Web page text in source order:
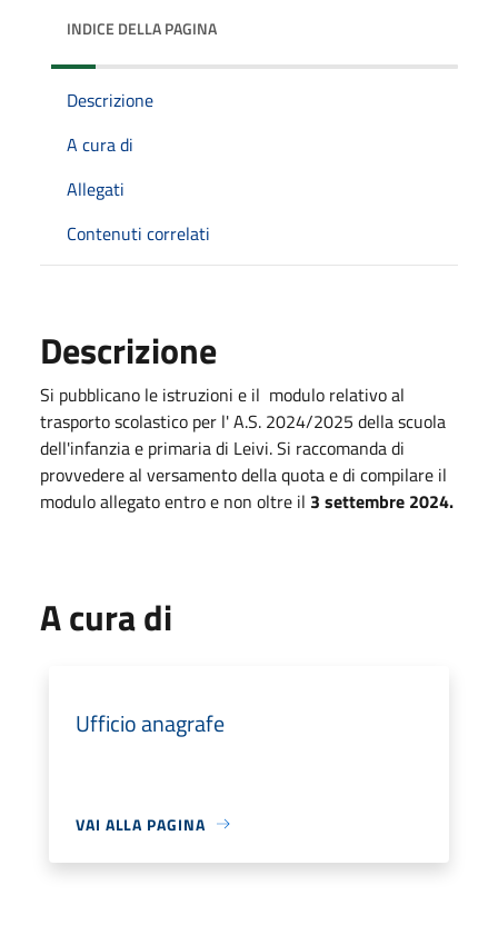
INDICE DELLA PAGINA
Descrizione
A cura di
Allegati
Contenuti correlati
Descrizione
Si pubblicano le istruzioni e il modulo relativo al
trasporto scolastico per l' A.S. 2024/2025 della scuola
dell'infanzia e primaria di Leivi. Si raccomanda di
provvedere al versamento della quota e di compilare il
modulo allegato entro e non oltre il 3 settembre 2024.
A cura di
Ufficio anagrafe
VAI ALLA PAGINA